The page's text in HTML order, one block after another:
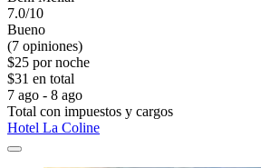
7.0/10
Bueno
(7 opiniones)
$25 por noche
$31 en total
7 ago - 8 ago
Total con impuestos y cargos
Hotel La Coline